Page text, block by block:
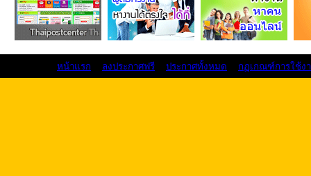
หน้าแรก ลงประกาศฟรี ประกาศทั้งหมด กฏเกณฑ์การใช้ง